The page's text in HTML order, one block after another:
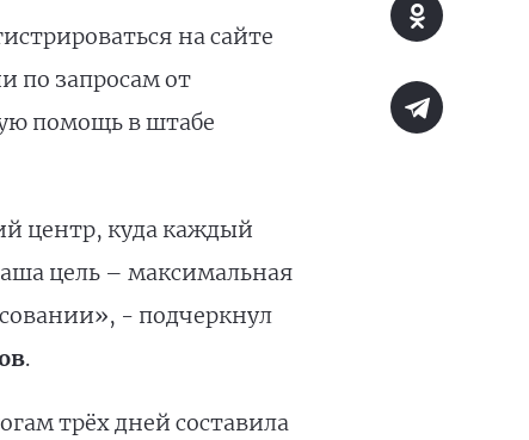
на сайте
по запросам от
помощь в штабе
центр, куда каждый
цель – максимальная
- подчеркнул
.
трёх дней составила